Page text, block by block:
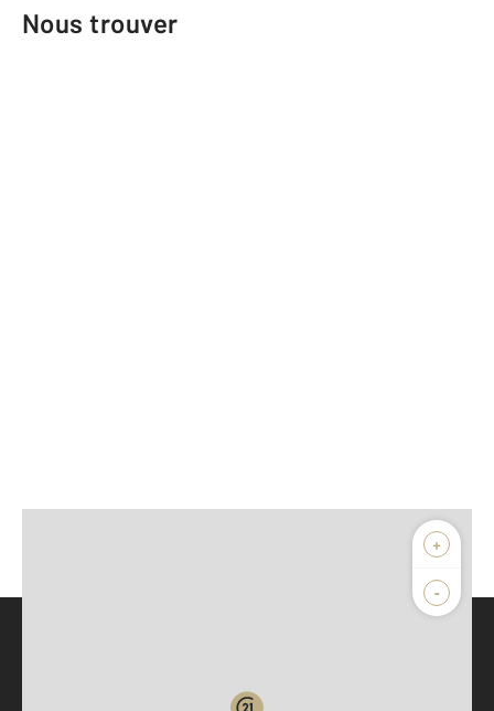
Nous trouver
+
-